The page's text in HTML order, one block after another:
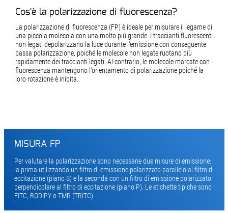
Cos'è la polarizzazione di fluorescenza?
La polarizzazione di fluorescenza (FP) è ideale per misurare il legame di
una piccola molecola con una molto più grande. I traccianti fluorescenti
non legati depolarizzano la luce durante l'emissione con conseguente
bassa polarizzazione, poiché le molecole non legate ruotano più
rapidamente dei traccianti legati. Al contrario, le molecole marcate con
fluorescenza mantengono l'orientamento di polarizzazione poiché la
loro rotazione è inibita.
MISURA FP
Per valutare la polarizzazione sono necessarie due misure di emissione:
la prima utilizzando un filtro di emissione polarizzato parallelo al filtro di
eccitazione (piano S) e la seconda con un filtro di emissione polarizzato
perpendicolare al filtro di eccitazione (piano P). Le etichette tipiche sono
FITC, BODIPY o TMR (TRITC).